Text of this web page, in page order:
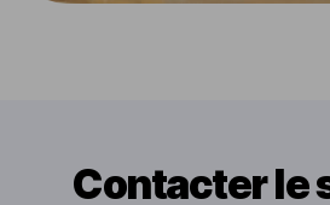
Contacter le